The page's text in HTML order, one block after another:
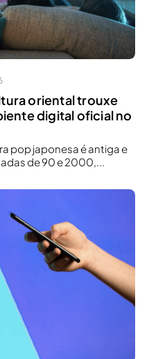
oriental trouxe
digital oficial no
pop japonesa é antiga e
de 90 e 2000,...